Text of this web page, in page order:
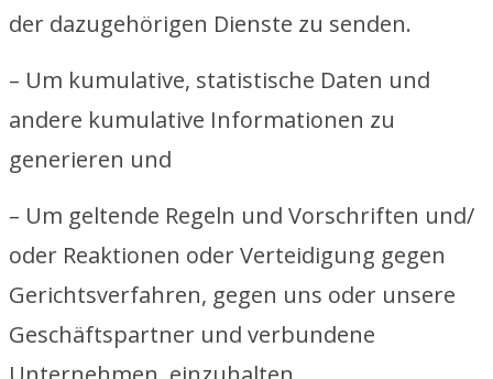
der dazugehörigen Dienste zu senden.
– Um kumulative, statistische Daten und
andere kumulative Informationen zu
generieren und
– Um geltende Regeln und Vorschriften und/
oder Reaktionen oder Verteidigung gegen
Gerichtsverfahren, gegen uns oder unsere
Geschäftspartner und verbundene